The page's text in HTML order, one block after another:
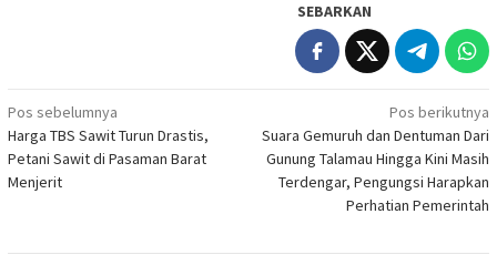
SEBARKAN
Navigasi
pos
Pos sebelumnya
Harga TBS Sawit Turun Drastis,
Petani Sawit di Pasaman Barat
Menjerit
Pos berikutnya
Suara Gemuruh dan Dentuman Dari
Gunung Talamau Hingga Kini Masih
Terdengar, Pengungsi Harapkan
Perhatian Pemerintah